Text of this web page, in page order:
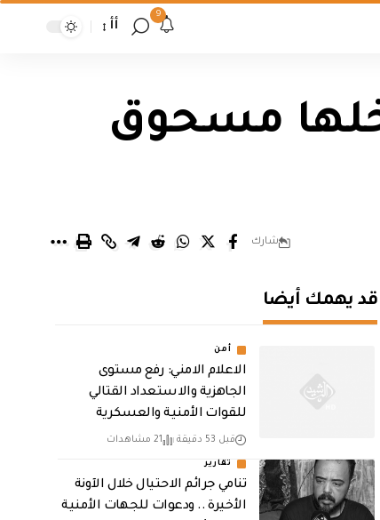
9
أأ
مسحوق
شارك
قد يهمك أيضا
أمن
الاعلام الامني: رفع مستوى
الجاهزية والاستعداد القتالي
للقوات الأمنية والعسكرية
قبل 53 دقيقة 21 مشاهدات
تقارير
تنامي جرائم الاحتيال خلال الآونة
الأخيرة .. ودعوات للجهات الأمنية